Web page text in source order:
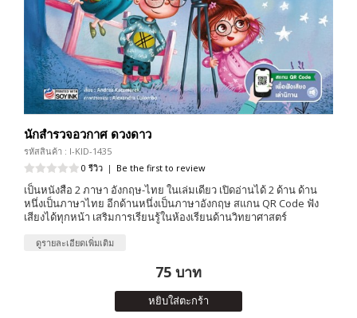
นักสำรวจอวกาศ ดวงดาว
รหัสสินค้า : I-KID-1435
0 รีวิว | Be the first to review
เป็นหนังสือ 2 ภาษา อังกฤษ-ไทย ในเล่มเดียว เปิดอ่านได้ 2 ด้าน ด้าน
หนึ่งเป็นภาษาไทย อีกด้านหนึ่งเป็นภาษาอังกฤษ สแกน QR Code ฟัง
เสียงได้ทุกหน้า เสริมการเรียนรู้ในห้องเรียนด้านวิทยาศาสตร์
ดูรายละเอียดเพิ่มเติม
75 บาท
หยิบใส่ตะกร้า